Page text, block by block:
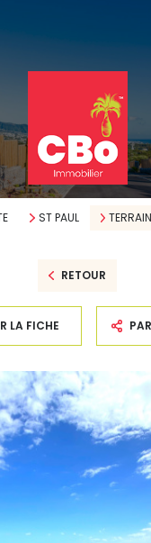
ST PAUL TERRAIN
RETOUR
LA FICHE